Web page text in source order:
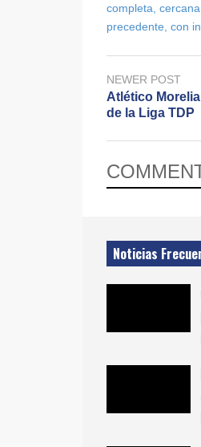
completa,
precedente, con
NEWER POST
Atlético
de la Liga TDP
Noticias